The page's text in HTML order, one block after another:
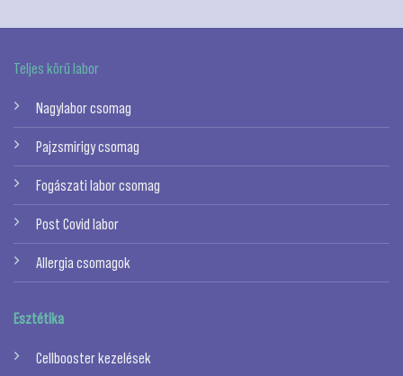
Teljes körű labor
Nagylabor csomag
Pajzsmirigy csomag
Fogászati labor csomag
Post Covid labor
Allergia csomagok
Esztétika
Cellbooster kezelések